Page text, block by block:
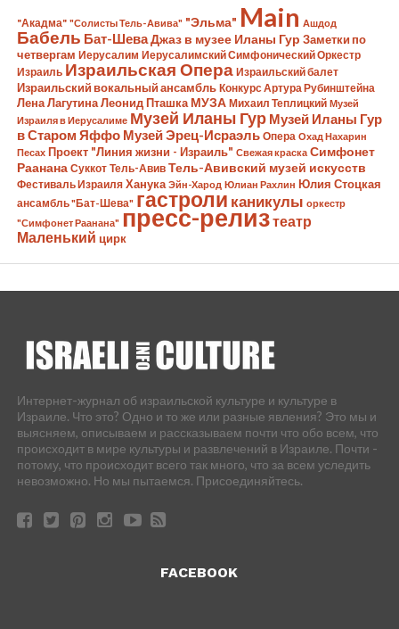
"Акадма" "Солисты Тель-Авива" "Эльма" Main Ашдод
Бабель Бат-ШеваДжаз в музее Иланы Гур Заметки по
четвергам Иерусалим Иерусалимский Симфонический Оркестр
Израиль Израильская Опера Израильский балет
Израильский вокальный ансамбль Конкурс Артура Рубинштейна
Лена Лагутина Леонид Пташка МУЗА Михаил Теплицкий Музей
Израиля в Иерусалиме Музей Иланы Гур Музей Иланы Гур
в Старом Яффо Музей Эрец-Исраэль Опера Охад Нахарин
Песах Проект "Линия жизни - Израиль" Свежая краска Симфонет
Раанана Суккот Тель-Авив Тель-Авивский музей искусств
Фестиваль Израиля Ханука Эйн-Харод Юлиан Рахлин Юлия Стоцкая
ансамбль "Бат-Шева" гастроли каникулы оркестр
"Симфонет Раанана" пресс-релизтеатр
Маленький цирк
Интернет-журнал об израильской культуре и культуре в
Израиле. Что это? Одно и то же или разные явления? Это мы и
выясняем, описываем и рассказываем почти что обо всем, что
происходит в мире культуры и развлечений в Израиле. Почти -
потому, что происходит всего так много, что за всем уследить
невозможно. Но мы пытаемся. Присоединяйтесь.
FACEBOOK